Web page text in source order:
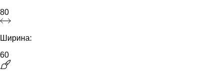
80
Ширина:
60